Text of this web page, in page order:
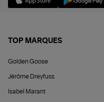
TOP MARQUES
Golden Goose
Jérôme Dreyfuss
Isabel Marant